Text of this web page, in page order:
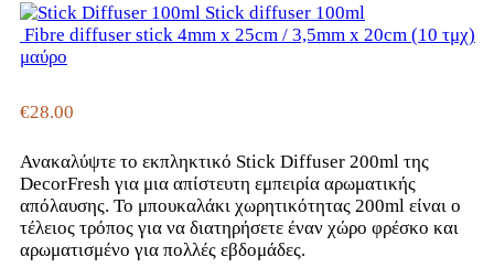
Stick diffuser 100ml
Fibre diffuser stick 4mm x 25cm / 3,5mm x 20cm (10 τμχ)
μαύρο
€28.00
Ανακαλύψτε το εκπληκτικό Stick Diffuser 200ml της
DecorFresh για μια απίστευτη εμπειρία αρωματικής
απόλαυσης. To μπουκαλάκι χωρητικότητας 200ml είναι ο
τέλειος τρόπος για να διατηρήσετε έναν χώρο φρέσκο και
αρωματισμένο για πολλές εβδομάδες.